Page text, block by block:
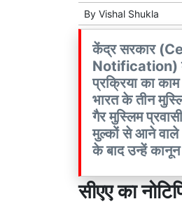
By Vishal Shukla
केंद्र सरकार
Notification)
प्रक्रिया का
भारत के तीन
गैर मुस्लिम
मुल्कों से आने वाले
के बाद उन्हें कानून
सीएए का